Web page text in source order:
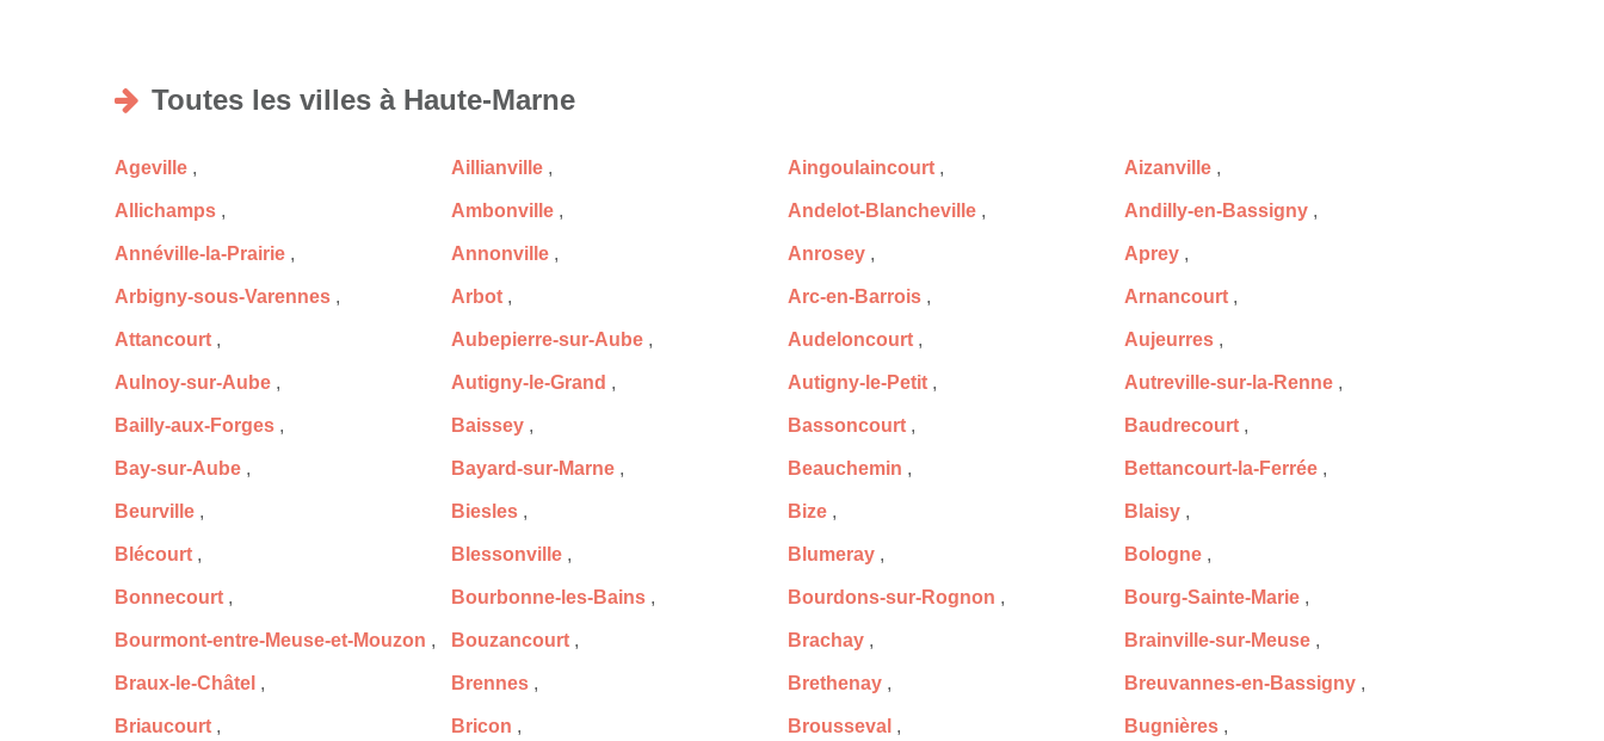
Toutes les villes à Haute-Marne
Ageville , Aillianville , Aingoulaincourt , Aizanville ,
Allichamps , Ambonville , Andelot-Blancheville , Andilly-en-Bassigny ,
Annéville-la-Prairie , Annonville , Anrosey , Aprey ,
Arbigny-sous-Varennes , Arbot , Arc-en-Barrois , Arnancourt ,
Attancourt , Aubepierre-sur-Aube , Audeloncourt , Aujeurres ,
Aulnoy-sur-Aube , Autigny-le-Grand , Autigny-le-Petit , Autreville-sur-la-Renne ,
Bailly-aux-Forges , Baissey , Bassoncourt , Baudrecourt ,
Bay-sur-Aube , Bayard-sur-Marne , Beauchemin , Bettancourt-la-Ferrée ,
Beurville , Biesles , Bize , Blaisy ,
Blécourt , Blessonville , Blumeray , Bologne ,
Bonnecourt , Bourbonne-les-Bains , Bourdons-sur-Rognon , Bourg-Sainte-Marie ,
Bourmont-entre-Meuse-et-Mouzon , Bouzancourt , Brachay , Brainville-sur-Meuse ,
Braux-le-Châtel , Brennes , Brethenay , Breuvannes-en-Bassigny ,
Briaucourt , Bricon , Brousseval , Bugnières ,